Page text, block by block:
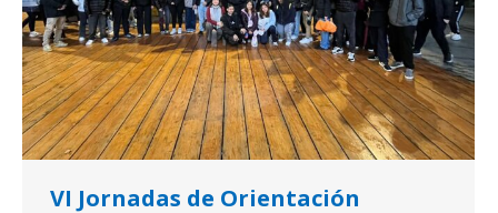
VI Jornadas de Orientación